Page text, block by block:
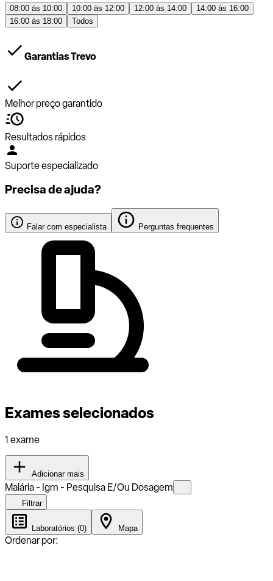
08:00 às 10:00 10:00 às 12:00 12:00 às 14:00
14:00 às 16:00
16:00 às 18:00
Todos
Garantias Trevo
Melhor preço garantido
Resultados rápidos
Suporte especializado
Precisa de ajuda?
Falar com especialista Perguntas frequentes
Exames selecionados
1 exame
Adicionar mais
Malária - Igm - Pesquisa E/Ou Dosagem
Filtrar
Laboratórios (0) Mapa
Ordenar por: